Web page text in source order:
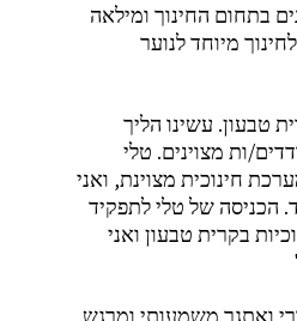
בתחום החינוך ומילאה
מיוחד לנוער
טבעון. עשינו הליך
/ות מצוינים. טלי
חינוכית מצוינת, ואני
. הכניסה של טלי לתפקיד
בקרית טבעון ואני